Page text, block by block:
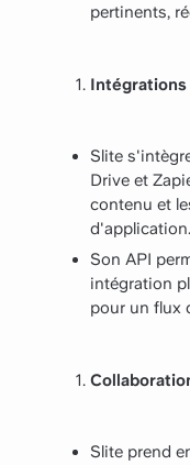
pertinents,
Slite
Drive et
contenu et
d'application.
Son API
intégration
pour un flux
Slite prend